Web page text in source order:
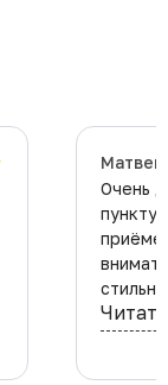
Очень
приёме
лишних